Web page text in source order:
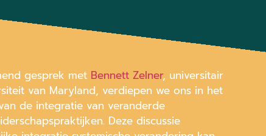
gesprek met Bennett Zelner, universitair
van Maryland, verdiepen we ons in het
de integratie van veranderde
Deze discussie